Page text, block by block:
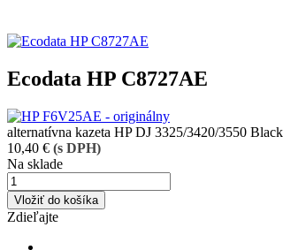
Ecodata HP C8727AE
alternatívna kazeta HP DJ 3325/3420/3550
10,40 € (s DPH)
Na sklade
Vložiť do košíka
Zdieľajte